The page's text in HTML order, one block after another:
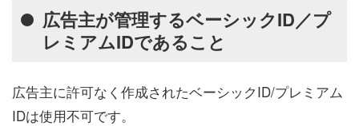
広告主が管理するベーシックID／プ
レミアムIDであること
広告主に許可なく作成されたベーシックID/プレミアム
IDは使用不可です。